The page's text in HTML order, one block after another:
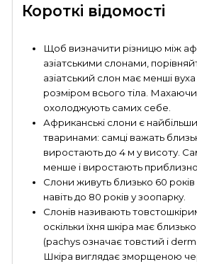
Короткі відомості
Щоб визначити різницю між
азіатськими слонами,
азіатський слон має менші вуха
розміром всього тіла.
охолоджують самих себе.
Африканські слони є
тваринами: самці важать
виростають до 4 м у висоту.
менше і виростають приблизно
Слони живуть близько 60 років
навіть до 80 років у зоопарку.
Слонів називають
оскільки їхня шкіра має
(pachys означає товстий і
Шкіра виглядає зморщеною